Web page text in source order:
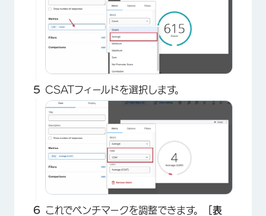
CSATフィールドを選択します。
これでベンチマークを調整できます。
［表